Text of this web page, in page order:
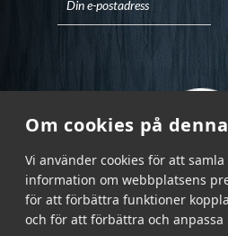
Om cookies på
Vi använder cookies för att
information om webbplatsens
för att förbättra funktioner
och för att förbättra och